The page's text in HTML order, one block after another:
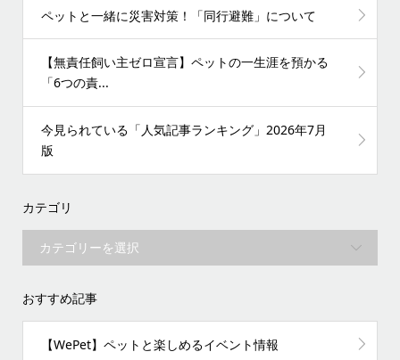
ペットと一緒に災害対策！「同行避難」について
【無責任飼い主ゼロ宣言】ペットの一生涯を預かる
「6つの責...
今見られている「人気記事ランキング」2026年7月
版
カテゴリ
おすすめ記事
【WePet】ペットと楽しめるイベント情報